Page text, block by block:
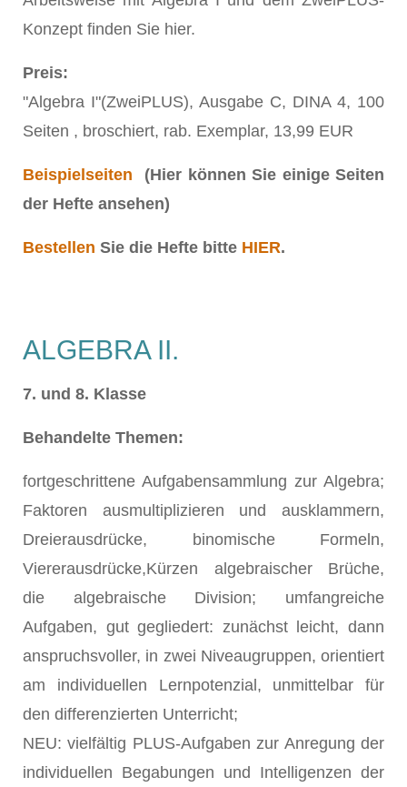
Konzept finden Sie hier.
Preis:
"Algebra I"(ZweiPLUS), Ausgabe C, DINA 4, 100
Seiten , broschiert, rab. Exemplar, 13,99 EUR
Beispielseiten (Hier können Sie einige Seiten
der Hefte ansehen)
Bestellen Sie die Hefte bitte HIER.
ALGEBRA II.
7. und 8. Klasse
Behandelte Themen:
fortgeschrittene Aufgabensammlung zur Algebra;
Faktoren ausmultiplizieren und ausklammern,
Dreierausdrücke, binomische Formeln,
Viererausdrücke,Kürzen algebraischer Brüche,
die algebraische Division; umfangreiche
Aufgaben, gut gegliedert: zunächst leicht, dann
anspruchsvoller, in zwei Niveaugruppen, orientiert
am individuellen Lernpotenzial, unmittelbar für
den differenzierten Unterricht;
NEU: vielfältig PLUS-Aufgaben zur Anregung der
individuellen Begabungen und Intelligenzen der